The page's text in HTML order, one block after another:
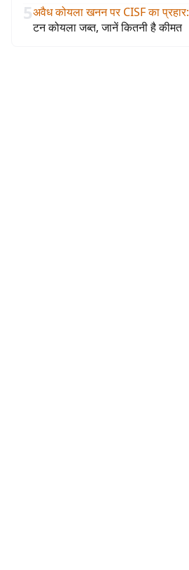
5अवैध कोयला खनन पर CISF का प्रहार:
टन कोयला जब्त, जानें कितनी है कीमत